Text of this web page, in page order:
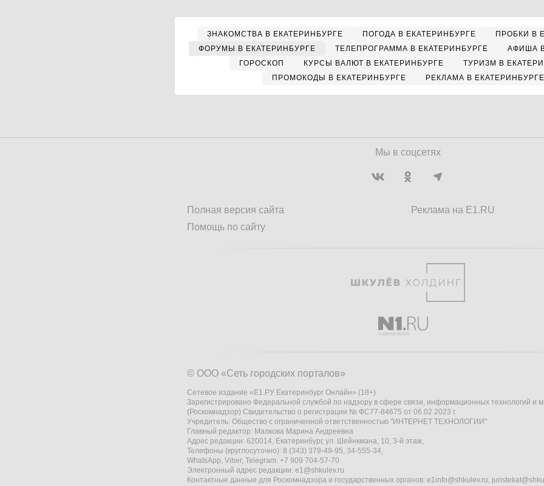
ЗНАКОМСТВА В ЕКАТЕРИНБУРГЕ ПОГОДА В ЕКАТЕРИНБУРГЕ
ПРОБКИ В
ФОРУМЫ В ЕКАТЕРИНБУРГЕ
ТЕЛЕПРОГРАММА В ЕКАТЕРИНБУРГЕ
АФИША
ГОРОСКОП
КУРСЫ ВАЛЮТ В ЕКАТЕРИНБУРГЕ
ТУРИЗМ В
ПРОМОКОДЫ В ЕКАТЕРИНБУРГЕ
РЕКЛАМА В ЕКАТЕРИНБУРГЕ
Мы в соцсетях
Полная версия сайта
Помощь по сайту
Реклама на E1.RU
© ООО «Сеть городских порталов»
Сетевое издание «Е1.РУ Екатеринбург Онлайн» (18+)
Зарегистрировано Федеральной службой по надзору в сфере связи, информационных технологий и
(Роскомнадзор) Свидетельство о регистрации № ФС77-84675 от 06.02.2023 г.
Учредитель: Общество с ограниченной ответственностью "ИНТЕРНЕТ ТЕХНОЛОГИИ"
Главный редактор: Малкова Марина Андреевна
Адрес редакции: 620014, Екатеринбург, ул. Шейнкмана, 10, 3-й этаж,
Телефоны (круглосуточно): 8 (343) 379-49-95, 34-555-34,
WhatsApp, Viber, Telegram: +7 909 704-57-70
Электронный адрес редакции: e1@shkulev.ru
Контактные данные для Роскомнадзора и государственных органов: e1info@shkulev.ru,